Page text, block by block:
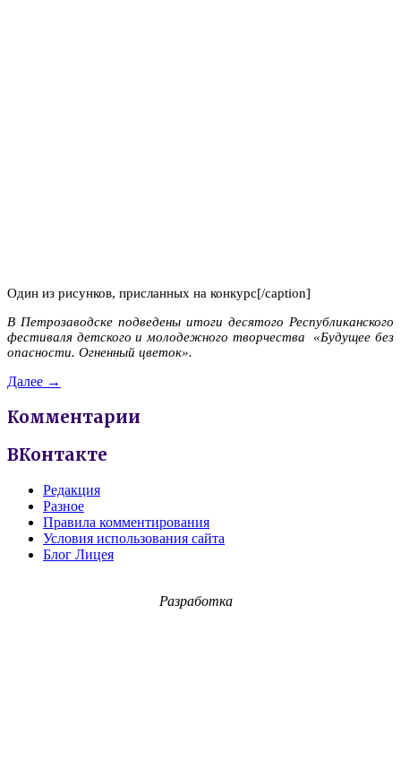
Один из рисунков, присланных на конкурс[/caption]
В Петрозаводске подведены итоги десятого Республиканского
фестиваля детского и молодежного творчества «Будущее без
опасности. Огненный цветок».
Далее →
Комментарии
ВКонтакте
Редакция
Разное
Правила комментирования
Условия использования сайта
Блог Лицея
Разработка